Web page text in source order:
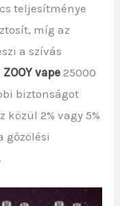
teljesítménye
míg az
a szívás
ZOOY vape 25000
biztonságot
közül 2% vagy 5%
gőzölési